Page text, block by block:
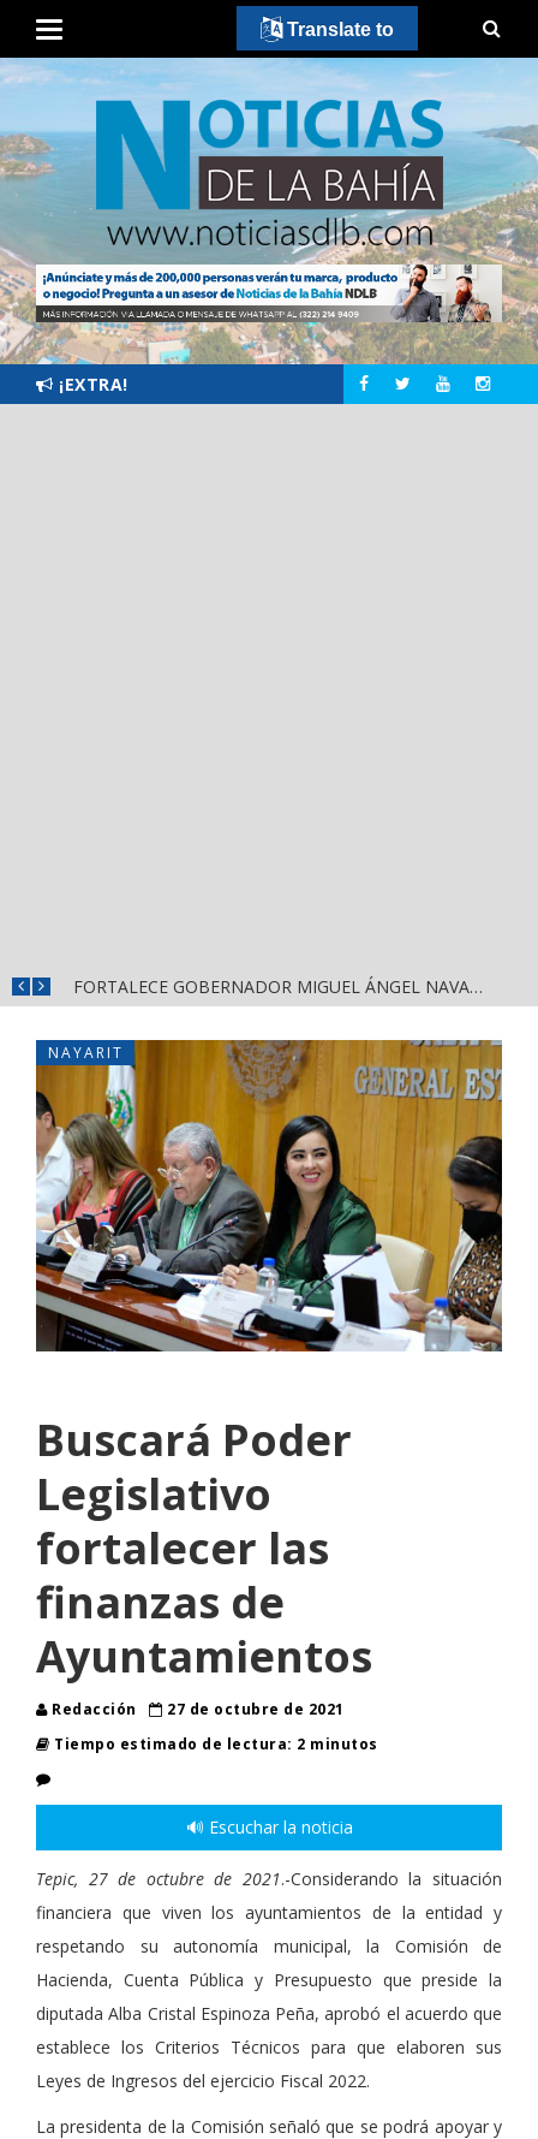
¡EXTRA!
FORTALECE GOBERNADOR MIGUEL ÁNGEL NAVARRO LA COORDINACIÓN CON EL SECTOR EDUCATIVO EN NAYARIT
NAYARIT
Buscará Poder
Legislativo
fortalecer las
finanzas de
Ayuntamientos
Redacción
27 de octubre de 2021
Tiempo estimado de lectura: 2 minutos
🔊 Escuchar la noticia
Tepic, 27 de octubre de 2021.-Considerando la situación
financiera que viven los ayuntamientos de la entidad y
respetando su autonomía municipal, la Comisión de
Hacienda, Cuenta Pública y Presupuesto que preside la
diputada Alba Cristal Espinoza Peña, aprobó el acuerdo que
establece los Criterios Técnicos para que elaboren sus
Leyes de Ingresos del ejercicio Fiscal 2022.
La presidenta de la Comisión señaló que se podrá apoyar y
Translate to